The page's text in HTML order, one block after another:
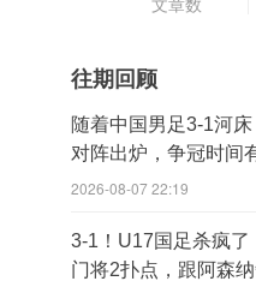
文章数
往期回顾
随着中国男足3-1河
对阵出炉，争冠时间
2026-08-07 22:19
3-1！U17国足杀疯了
门将2扑点，跟阿森